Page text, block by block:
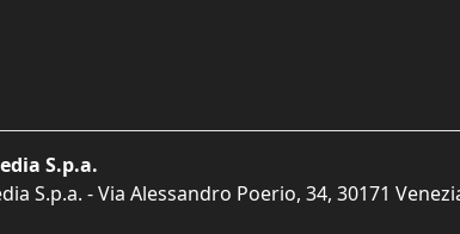
S.p.a.
S.p.a. - Via Alessandro Poerio, 34, 30171